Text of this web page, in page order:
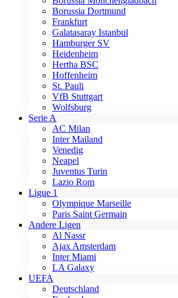
Borussia Dortmund
Frankfurt
Galatasaray Istanbul
Hamburger SV
Heidenheim
Hertha BSC
Hoffenheim
St. Pauli
VfB Stuttgart
Wolfsburg
Serie A
AC Milan
Inter Mailand
Venedig
Neapel
Juventus Turin
Lazio Rom
Ligue 1
Olympique Marseille
Paris Saint Germain
Andere Ligen
Al Nassr
Ajax Amsterdam
Inter Miami
LA Galaxy
UEFA
Deutschland